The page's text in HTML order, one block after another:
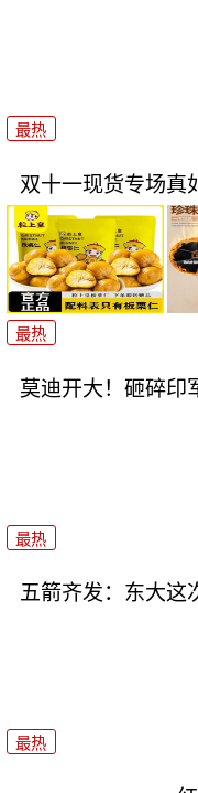
最热
双十一现货专场真
最热
莫迪开大！砸碎印
最热
五箭齐发：东大这
最热